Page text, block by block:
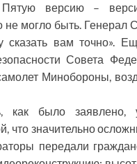
Пятую версию –
не могло быть.
вам точно».
Совета
Минобороны,
как было заявлено,
что значительно
передали